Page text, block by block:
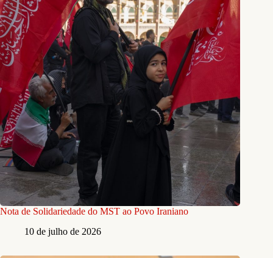
Nota de Solidariedade do MST ao Povo Iraniano
10 de julho de 2026